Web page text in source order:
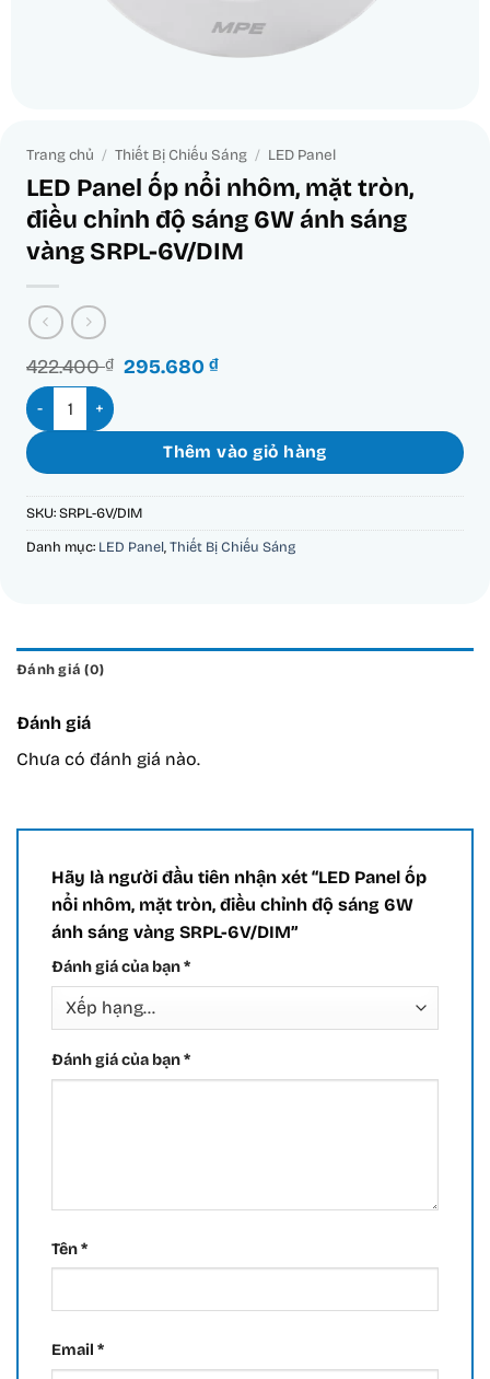
Trang chủ / Thiết Bị Chiếu Sáng / LED Panel
LED Panel ốp nổi nhôm, mặt tròn,
điều chỉnh độ sáng 6W ánh sáng
vàng SRPL-6V/DIM
422.400₫ Giá
422.400 ₫.
295.680₫Giá
là:
295.680 ₫.
LED Panel ốp nổi nhôm, mặt tròn, điều chỉnh độ sáng 6W ánh
Thêm vào giỏ hàng
SKU: SRPL-6V/DIM
Danh mục: LED Panel, Thiết Bị Chiếu Sáng
Đánh giá (0)
Đánh giá
Chưa có đánh giá nào.
Hãy là người đầu tiên nhận xét “LED Panel ốp
nổi nhôm, mặt tròn, điều chỉnh độ sáng 6W
ánh sáng vàng SRPL-6V/DIM”
Đánh giá của bạn*
Đánh giá của bạn*
Tên*
Email *